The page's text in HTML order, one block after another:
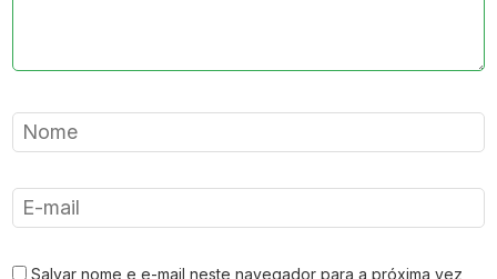
Salvar nome e e-mail neste navegador para a próxima vez